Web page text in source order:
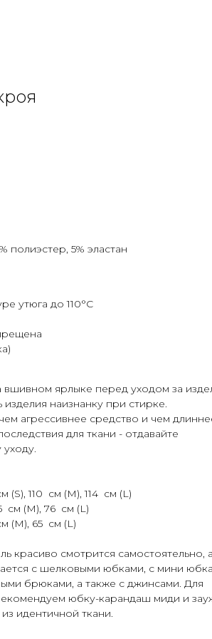
полиэстер, 5% эластан
утюга до 110°C
вшивном ярлыке перед уходом за
наизнанку при стирке.
агрессивнее средство и чем
для ткани - отдавайте
110 см (M), 114 см (L)
см (M), 76 см (L)
(M), 65 см (L)
красиво смотрится самостоятельно,
с шелковыми юбками, с мини
брюками, а также с джинсами. Для
юбку-карандаш миди и
идентичной ткани.